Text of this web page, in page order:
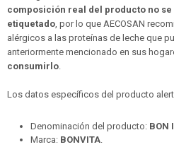
composición real del producto no se
etiquetado, por lo que AECOSAN
alérgicos a las proteínas de leche que
anteriormente mencionado en sus
consumirlo.
Los datos específicos del producto
Denominación del producto: BON
Marca: BONVITA.